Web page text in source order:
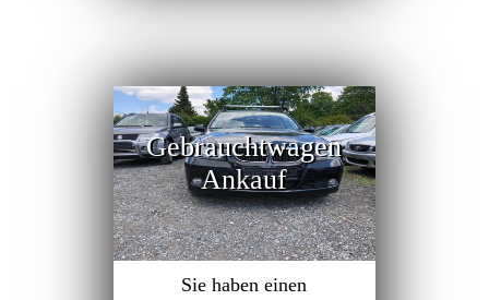
Gebrauchtwagen
Ankauf
Sie haben einen